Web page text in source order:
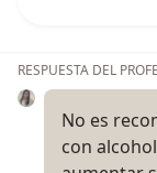
RESPUESTA DEL
No es
con